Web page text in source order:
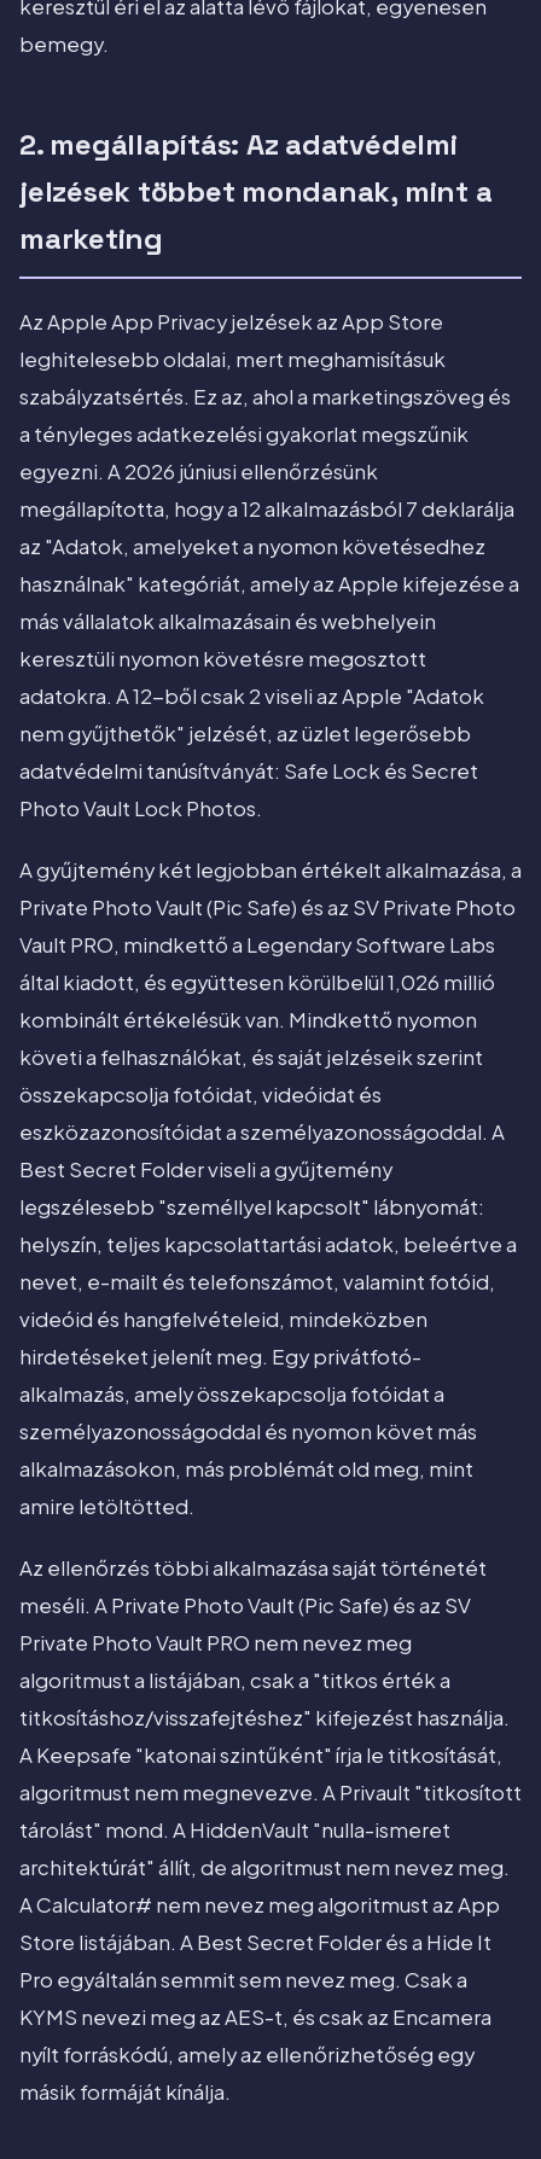
keresztül éri el az alatta lévő fájlokat, egyenesen
bemegy.
2. megállapítás: Az adatvédelmi
jelzések többet mondanak, mint a
marketing
Az Apple App Privacy jelzések az App Store
leghitelesebb oldalai, mert meghamisításuk
szabályzatsértés. Ez az, ahol a marketingszöveg és
a tényleges adatkezelési gyakorlat megszűnik
egyezni. A 2026 júniusi ellenőrzésünk
megállapította, hogy a 12 alkalmazásból 7 deklarálja
az "Adatok, amelyeket a nyomon követésedhez
használnak" kategóriát, amely az Apple kifejezése a
más vállalatok alkalmazásain és webhelyein
keresztüli nyomon követésre megosztott
adatokra. A 12-ből csak 2 viseli az Apple "Adatok
nem gyűjthetők" jelzését, az üzlet legerősebb
adatvédelmi tanúsítványát: Safe Lock és Secret
Photo Vault Lock Photos.
A gyűjtemény két legjobban értékelt alkalmazása, a
Private Photo Vault (Pic Safe) és az SV Private Photo
Vault PRO, mindkettő a Legendary Software Labs
által kiadott, és együttesen körülbelül 1,026 millió
kombinált értékelésük van. Mindkettő nyomon
követi a felhasználókat, és saját jelzéseik szerint
összekapcsolja fotóidat, videóidat és
eszközazonosítóidat a személyazonosságoddal. A
Best Secret Folder viseli a gyűjtemény
legszélesebb "személlyel kapcsolt" lábnyomát:
helyszín, teljes kapcsolattartási adatok, beleértve a
nevet, e-mailt és telefonszámot, valamint fotóid,
videóid és hangfelvételeid, mindeközben
hirdetéseket jelenít meg. Egy privátfotó-
alkalmazás, amely összekapcsolja fotóidat a
személyazonosságoddal és nyomon követ más
alkalmazásokon, más problémát old meg, mint
amire letöltötted.
Az ellenőrzés többi alkalmazása saját történetét
meséli. A Private Photo Vault (Pic Safe) és az SV
Private Photo Vault PRO nem nevez meg
algoritmust a listájában, csak a "titkos érték a
titkosításhoz/visszafejtéshez" kifejezést használja.
A Keepsafe "katonai szintűként" írja le titkosítását,
algoritmust nem megnevezve. A Privault "titkosított
tárolást" mond. A HiddenVault "nulla-ismeret
architektúrát" állít, de algoritmust nem nevez meg.
A Calculator# nem nevez meg algoritmust az App
Store listájában. A Best Secret Folder és a Hide It
Pro egyáltalán semmit sem nevez meg. Csak a
KYMS nevezi meg az AES-t, és csak az Encamera
nyílt forráskódú, amely az ellenőrizhetőség egy
másik formáját kínálja.